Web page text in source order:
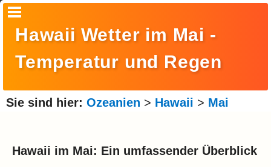
Amerika
Afrika
Hawaii Wetter im Mai -
Temperatur und Regen
Sie sind hier: Ozeanien > Hawaii > Mai
Hawaii im Mai: Ein umfassender Überblick